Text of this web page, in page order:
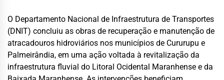
O Departamento Nacional de Infraestrutura de Transportes
(DNIT) concluiu as obras de recuperação e manutenção de
atracadouros hidroviários nos municípios de Cururupu e
Palmeirândia, em uma ação voltada à revitalização da
infraestrutura fluvial do Litoral Ocidental Maranhense e da